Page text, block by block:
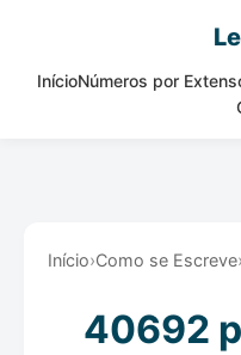
InícioNúmeros por
Início›Como se Escreve›
40692